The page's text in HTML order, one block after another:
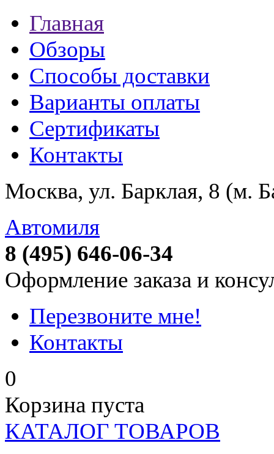
Главная
Обзоры
Способы доставки
Варианты оплаты
Сертификаты
Контакты
Москва, ул. Барклая, 8 (м.
Автомиля
8 (495) 646-06-34
Оформление заказа и
Перезвоните мне!
Контакты
0
Корзина пуста
КАТАЛОГ ТОВАРОВ